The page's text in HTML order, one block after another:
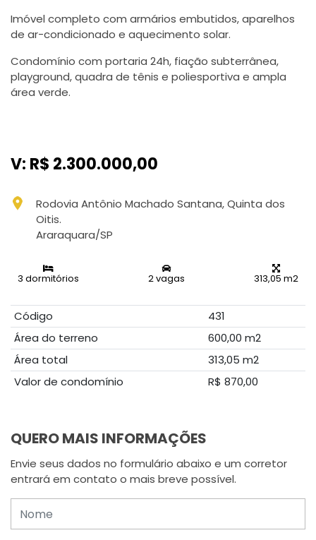
Imóvel completo com armários embutidos, aparelhos
de ar-condicionado e aquecimento solar.
Condomínio com portaria 24h, fiação subterrânea,
playground, quadra de tênis e poliesportiva e ampla
área verde.
V: R$ 2.300.000,00
Rodovia Antônio Machado Santana, Quinta dos
Oitis.
Araraquara/SP
3 dormitórios 2 vagas 313,05 m2
Código
431
Área do terreno
600,00 m2
Área total
313,05 m2
Valor de condomínio
R$ 870,00
QUERO MAIS INFORMAÇÕES
Envie seus dados no formulário abaixo e um corretor
entrará em contato o mais breve possível.